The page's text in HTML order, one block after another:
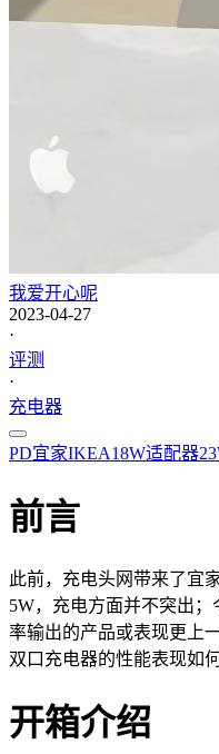
我爱开心呢
2023-04-27
·
评测
·
充电器
PD宜家IKEA18W适配器
前言
此前，充电头网带来了宜
5W，充电方面并不突出；
率输出的产品或表现更上
双口充电器的性能表现如何
开箱介绍